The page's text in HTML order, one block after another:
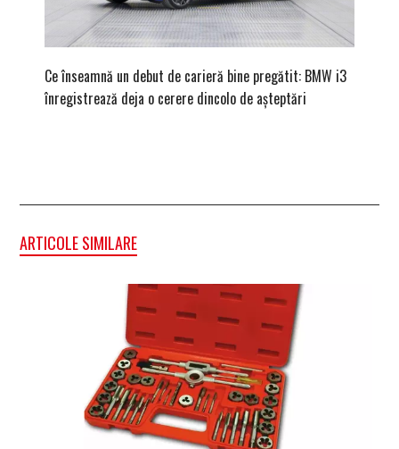
Ce înseamnă un debut de carieră bine pregătit: BMW i3
înregistrează deja o cerere dincolo de așteptări
ARTICOLE SIMILARE